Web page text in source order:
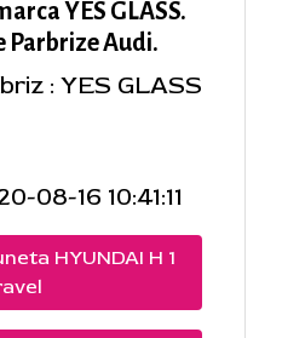
YES GLASS.
Parbrize Audi.
: YES GLASS
08-16 10:41:11
HYUNDAI H 1